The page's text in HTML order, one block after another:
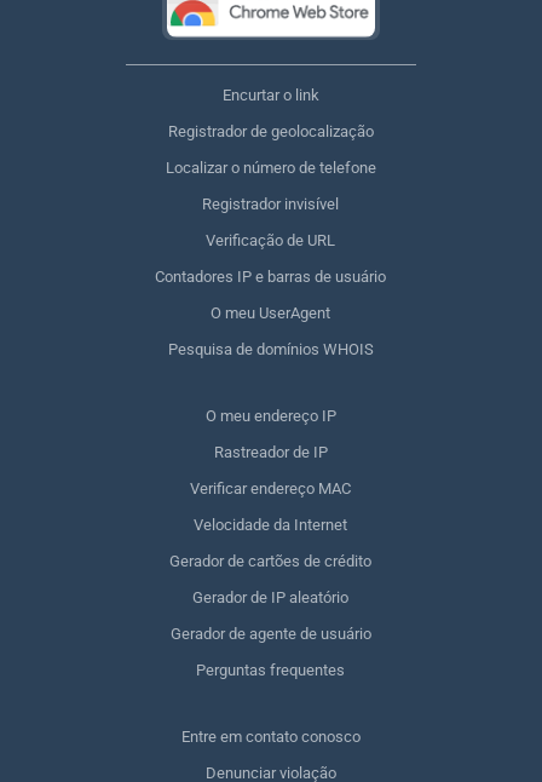
Encurtar o link
Registrador de geolocalização
Localizar o número de telefone
Registrador invisível
Verificação de URL
Contadores IP e barras de usuário
O meu UserAgent
Pesquisa de domínios WHOIS
O meu endereço IP
Rastreador de IP
Verificar endereço MAC
Velocidade da Internet
Gerador de cartões de crédito
Gerador de IP aleatório
Gerador de agente de usuário
Perguntas frequentes
Entre em contato conosco
Denunciar violação